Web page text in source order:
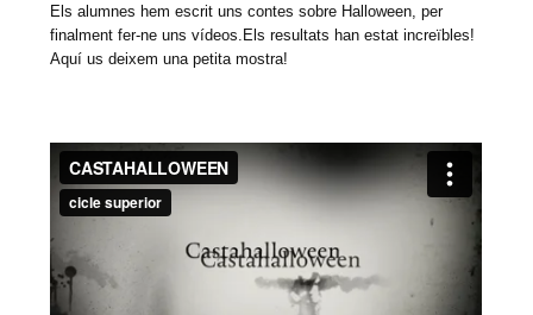
Els alumnes hem escrit uns contes sobre Halloween, per
finalment fer-ne uns vídeos.Els resultats han estat increïbles!
Aquí us deixem una petita mostra!